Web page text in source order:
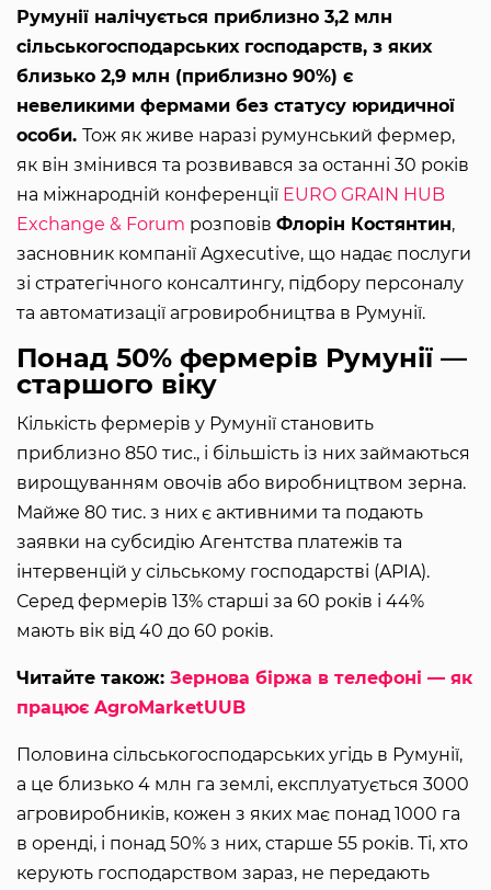
Румунії налічується приблизно 3,2 млн
сільськогосподарських господарств, з яких
близько 2,9 млн (приблизно 90%) є
невеликими фермами без статусу юридичної
особи. Тож як живе наразі румунський фермер,
як він змінився та розвивався за останні 30 років
на міжнародній конференції EURO GRAIN HUB
Exchange & Forum розповів Флорін Костянтин,
засновник компанії Agxecutive, що надає послуги
зі стратегічного консалтингу, підбору персоналу
та автоматизації агровиробництва в Румунії.
Понад 50% фермерів Румунії —
старшого віку
Кількість фермерів у Румунії становить
приблизно 850 тис., і більшість із них займаються
вирощуванням овочів або виробництвом зерна.
Майже 80 тис. з них є активними та подають
заявки на субсидію Агентства платежів та
інтервенцій у сільському господарстві (APIA).
Серед фермерів 13% старші за 60 років і 44%
мають вік від 40 до 60 років.
Читайте також: Зернова біржа в телефоні — як
працює AgroMarketUUB
Половина сільськогосподарських угідь в Румунії,
а це близько 4 млн га землі, експлуатується 3000
агровиробників, кожен з яких має понад 1000 га
в оренді, і понад 50% з них, старше 55 років. Ті, хто
керують господарством зараз, не передають